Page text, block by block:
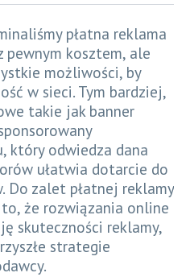
płatna reklama
kosztem, ale
możliwości, by
w sieci. Tym bardziej,
takie jak banner
który odwiedza dana
ułatwia dotarcie do
zalet płatnej reklamy
że rozwiązania online
skuteczności reklamy,
strategie